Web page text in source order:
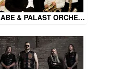
& PALAST ORCHE…